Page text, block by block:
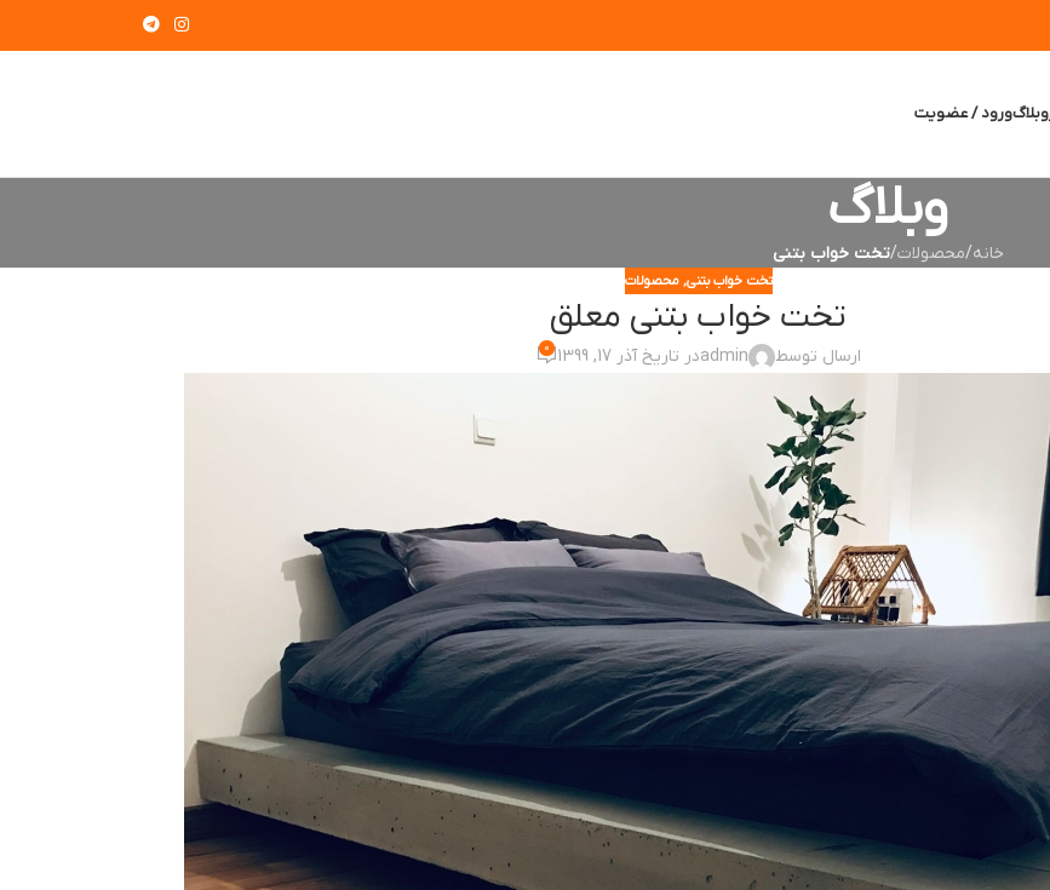
وبلاگورود / عضویت
وبلاگ
خانه/محصولات/تخت خواب بتنی
تخت خواب بتنی,محصولات
تخت خواب بتنی معلق
ارسال توسط adminدر تاریخ آذر 17, 1399 0